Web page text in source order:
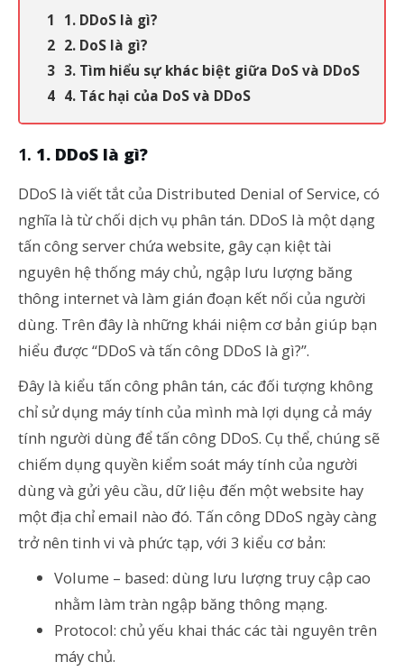
1. DDoS là gì?
2. DoS là gì?
3. Tìm hiểu sự khác biệt giữa DoS và DDoS
4. Tác hại của DoS và DDoS
1. DDoS là gì?
DDoS là viết tắt của Distributed Denial of Service, có
nghĩa là từ chối dịch vụ phân tán. DDoS là một dạng
tấn công server chứa website, gây cạn kiệt tài
nguyên hệ thống máy chủ, ngập lưu lượng băng
thông internet và làm gián đoạn kết nối của người
dùng. Trên đây là những khái niệm cơ bản giúp bạn
hiểu được “DDoS và tấn công DDoS là gì?”.
Đây là kiểu tấn công phân tán, các đối tượng không
chỉ sử dụng máy tính của mình mà lợi dụng cả máy
tính người dùng để tấn công DDoS. Cụ thể, chúng sẽ
chiếm dụng quyền kiểm soát máy tính của người
dùng và gửi yêu cầu, dữ liệu đến một website hay
một địa chỉ email nào đó. Tấn công DDoS ngày càng
trở nên tinh vi và phức tạp, với 3 kiểu cơ bản:
Volume – based: dùng lưu lượng truy cập cao
nhằm làm tràn ngập băng thông mạng.
Protocol: chủ yếu khai thác các tài nguyên trên
máy chủ.